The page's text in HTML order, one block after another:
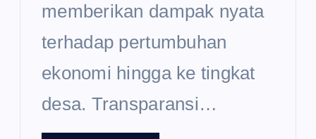
memberikan dampak nyata
terhadap pertumbuhan
ekonomi hingga ke tingkat
desa. Transparansi…